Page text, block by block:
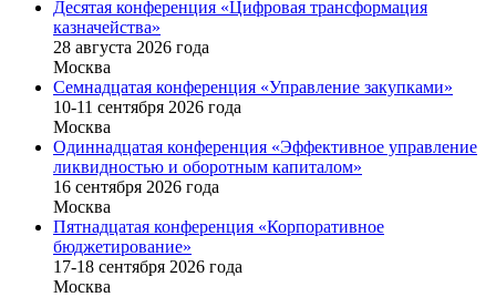
Десятая конференция «Цифровая трансформация
казначейства»
28 августа 2026 года
Москва
Семнадцатая конференция «Управление закупками»
10-11 сентября 2026 года
Москва
Одиннадцатая конференция «Эффективное управление
ликвидностью и оборотным капиталом»
16 cентября 2026 года
Москва
Пятнадцатая конференция «Корпоративное
бюджетирование»
17-18 сентября 2026 года
Москва